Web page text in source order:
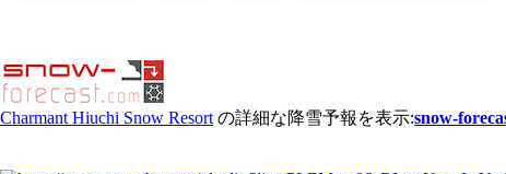
Charmant Hiuchi Snow Resort の詳細な降雪予報を表示:snow-